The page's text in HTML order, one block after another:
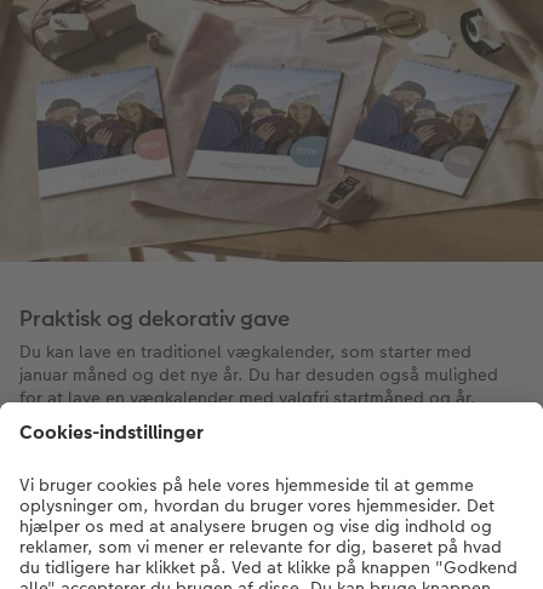
Praktisk og dekorativ gave
Du kan lave en traditionel vægkalender, som starter med
januar måned og det nye år. Du har desuden også mulighed
for at lave en vægkalender med valgfri startmåned og år.
Dermed er du ikke afhængig af at lave den på et bestemt
tidspunkt af året, og den bliver mere velegnet til at bruge som
og meget anvendelig gave til familie og venner. Da
vægkalenderen indeholder dine egne billeder, kan du være
sikker på, at du altid giver en meget personlig gave. Har du
spørgsmål til kalendere til væggen? Vores kundeservice sidder
klar til at hjælpe.